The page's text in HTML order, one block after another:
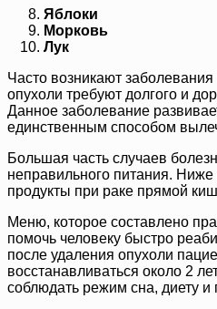
Яблоки
Морковь
Лук
Часто возникают
опухоли требуют долгого и
Данное заболевание
единственным способом
Большая часть случаев
неправильного питания.
продукты при раке прямой
Меню, которое составлено
помочь человеку быстро
после удаления опухоли
восстанавливаться около 2
соблюдать режим сна, диету и